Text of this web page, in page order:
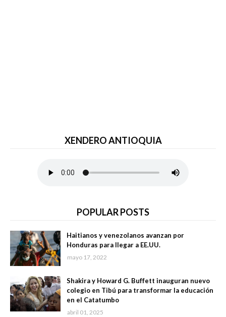
XENDERO ANTIOQUIA
POPULAR POSTS
Haitianos y venezolanos avanzan por
Honduras para llegar a EE.UU.
mayo 17, 2022
Shakira y Howard G. Buffett inauguran nuevo
colegio en Tibú para transformar la educación
en el Catatumbo
abril 01, 2025